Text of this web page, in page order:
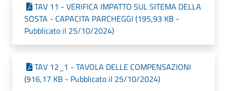
TAV 11 - VERIFICA IMPATTO SUL SITEMA DELLA
SOSTA - CAPACITA PARCHEGGI (195,93 KB -
Pubblicato il 25/10/2024)
TAV 12_1 - TAVOLA DELLE COMPENSAZIONI
(916,17 KB - Pubblicato il 25/10/2024)